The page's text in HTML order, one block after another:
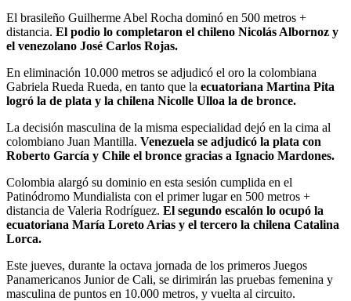
El brasileño Guilherme Abel Rocha dominó en 500 metros +
distancia. El podio lo completaron el chileno Nicolás Albornoz y
el venezolano José Carlos Rojas.
En eliminación 10.000 metros se adjudicó el oro la colombiana
Gabriela Rueda Rueda, en tanto que la ecuatoriana Martina Pita
logró la de plata y la chilena Nicolle Ulloa la de bronce.
La decisión masculina de la misma especialidad dejó en la cima al
colombiano Juan Mantilla. Venezuela se adjudicó la plata con
Roberto García y Chile el bronce gracias a Ignacio Mardones.
Colombia alargó su dominio en esta sesión cumplida en el
Patinódromo Mundialista con el primer lugar en 500 metros +
distancia de Valeria Rodríguez. El segundo escalón lo ocupó la
ecuatoriana María Loreto Arias y el tercero la chilena Catalina
Lorca.
Este jueves, durante la octava jornada de los primeros Juegos
Panamericanos Junior de Cali, se dirimirán las pruebas femenina y
masculina de puntos en 10.000 metros, y vuelta al circuito.